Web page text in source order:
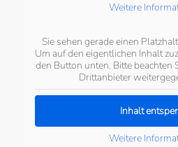
Weitere
Sie sehen gerade einen
Um auf den eigentlichen Inhalt
den Button unten. Bitte beachten
Drittanbieter
Inhalt
Weitere